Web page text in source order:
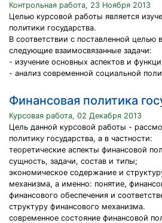
Контрольная работа, 23 Ноября 2013
Целью курсовой работы является
политики государства.
В соответствии с поставленной целью
следующие взаимосвязанные задачи:
- изучение основных аспектов и
- анализ современной социальной
Финансовая политика
Курсовая работа, 02 Декабря 2013
Цель данной курсовой работы -
политику государства, а в частности:
теоретические аспекты финансовой
сущность, задачи, состав и типы;
экономическое содержание и
механизма, а именно: понятие,
финансового обеспечения и
структуру финансового механизма.
современное состояние финансовой